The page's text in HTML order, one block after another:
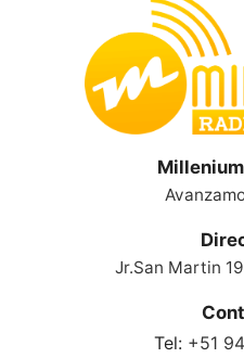
Jr.San Martin
Tel: +51